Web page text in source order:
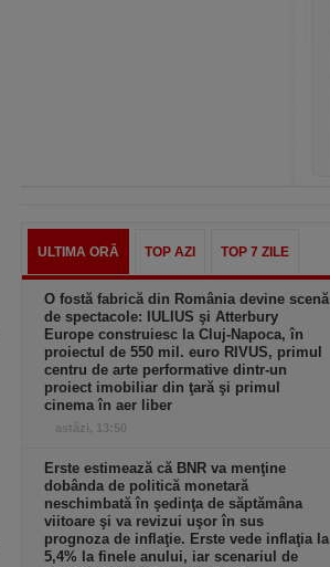
ULTIMA ORĂ TOP AZI TOP 7 ZILE
O fostă fabrică din România devine scenă
de spectacole: IULIUS şi Atterbury
Europe construiesc la Cluj-Napoca, în
proiectul de 550 mil. euro RIVUS, primul
centru de arte performative dintr-un
proiect imobiliar din ţară şi primul
cinema în aer liber
astăzi, 13:50
Erste estimează că BNR va menţine
dobânda de politică monetară
neschimbată în şedinţa de săptămâna
viitoare şi va revizui uşor în sus
prognoza de inflaţie. Erste vede inflaţia la
5,4% la finele anului, iar scenariul de